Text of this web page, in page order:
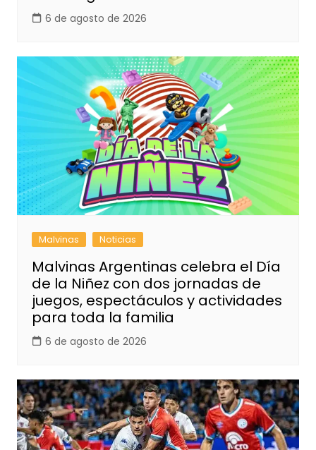
6 de agosto de 2026
Malvinas Noticias
Malvinas Argentinas celebra el Día
de la Niñez con dos jornadas de
juegos, espectáculos y actividades
para toda la familia
6 de agosto de 2026